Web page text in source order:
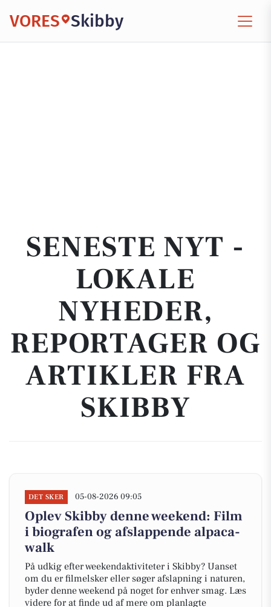
VORES Skibby
SENESTE NYT -
LOKALE
NYHEDER,
REPORTAGER OG
ARTIKLER FRA
SKIBBY
DET SKER 05-08-2026 09:05
Oplev Skibby denne weekend: Film
i biografen og afslappende alpaca-
walk
På udkig efter weekendaktiviteter i Skibby? Uanset
om du er filmelsker eller søger afslapning i naturen,
byder denne weekend på noget for enhver smag. Læs
videre for at finde ud af mere om planlagte